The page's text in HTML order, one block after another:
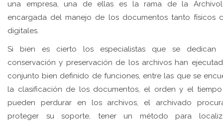
una empresa, una de ellas es la rama de la
encargada del manejo de los documentos tanto físicos
digitales.
Si bien es cierto los especialistas que se
conservación y preservación de los archivos han
conjunto bien definido de funciones, entre las que se
la clasificación de los documentos, el orden y el
pueden perdurar en los archivos, el archivado
proteger su soporte, tener un método para